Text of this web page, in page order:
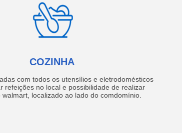
COZINHA
com todos os utensílios e eletrodomésticos
refeições no local e possibilidade de realizar
localizado ao lado do comdomínio.